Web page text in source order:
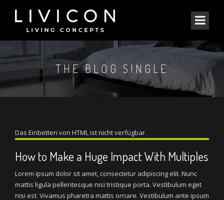
THE BLOG SINGLE
Das Einbetten von HTML ist nicht verfügbar.
How to Make a Huge Impact With Multiples
Lorem ipsum dolor sit amet, consectetur adipiscing elit. Nunc
mattis ligula pellentesque nisi tristique porta. Vestibulum eget
nisi est. Vivamus pharetra mattis ornare. Vestibulum ante ipsum